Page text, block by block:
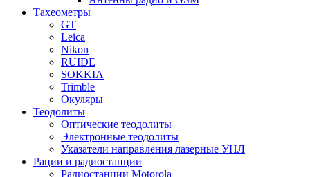
Тахеометры
GT
Leica
Nikon
RUIDE
SOKKIA
Trimble
Окуляры
Теодолиты
Оптические теодолиты
Электронные теодолиты
Указатели направления лазерные УНЛ
Рации и радиостанции
Радиостанции Motorola